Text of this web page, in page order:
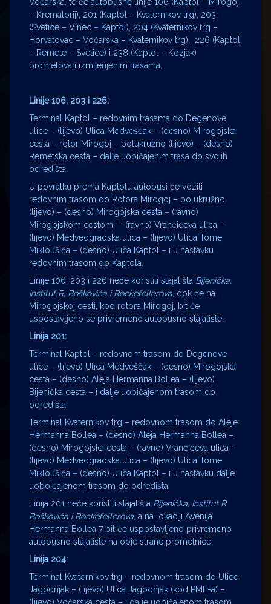
– Krematorij), 201 (Kaptol – Kvaternikov trg), 203
(Svetice – Vinec – Kaptol), 204 (Kvaternikov trg –
Horvatovac – Voćarska – Kvaternikov trg), 226 (Kaptol
– Remete – Svetice) i 238 (Kaptol – Kozjak)
prometovati izmijenjenim trasama.
Linije 106, 203 i 226:
Terminal Kaptol – redovnim trasama do Degenove
ulice – (lijevo) Ulica Medveščak – (desno) Mirogojska
cesta – rotor Mirogoj – polukružno (lijevo) – (desno)
Remetska cesta – dalje uobičajenim trasa do svojih
odredišta
U povratku prema Kaptolu autobusi će voziti
redovnim trasom do Rotora Mirogoj – polukružno
(lijevo) – (desno) Mirogojska cesta – (ravno)
Mirogojskom cestom – (ravno) Vrančićeva ulica –
(lijevo) Medvedgradska ulica – (lijevo) Ulica Tome
Mikloušića – (desno) Ulica Kaptol – i u nastavku
redovnim trasom do Kaptola.
Linije 106, 203 i 226 neće koristiti stajališta Bijenička,
Institut R. Boškovića i Rockefellerova , dok će na
Mirogojskoj cesti, kod rotora Mirogoj, bit će
uspostavljeno se privremeno autobusno stajalište.
Linija 201:
Terminal Kaptol – redovnom trasom do Degenove
ulice – (lijevo) Ulica Medveščak – (desno) Mirogojska
cesta – (desno) Aleja Hermanna Bollea – (lijevo)
Bijenička cesta – i dalje uobičajenom trasom do
odredišta.
Terminal Kvaternikov trg – redovnom trasom do Aleje
Hermanna Bollea – (desno) Aleja Hermanna Bollea –
(desno) Mirogojska cesta – (ravno) Vrančićeva ulica –
(lijevo) Medvedgradska ulica – (lijevo) Ulica Tome
Mikloušića – (desno) Ulica Kaptol – i u nastavku dalje
uoboičajenom trasom do odredišta.
Linija 201 neće koristiti stajališta Bijenička, Institut R.
Boškovića i Rockefellerova , a na lokaciji Avenija
Hermanna Bollea 7 bit će uspostavljeno privremeno
autobusno stajalište na obje strane prometnice.
Linija 204:
Terminal Kvaternikov trg – redovnom trasom do Ulice
Jagodnjak – (lijevo) Ulica Jagodnjak (kod PMF-a) –